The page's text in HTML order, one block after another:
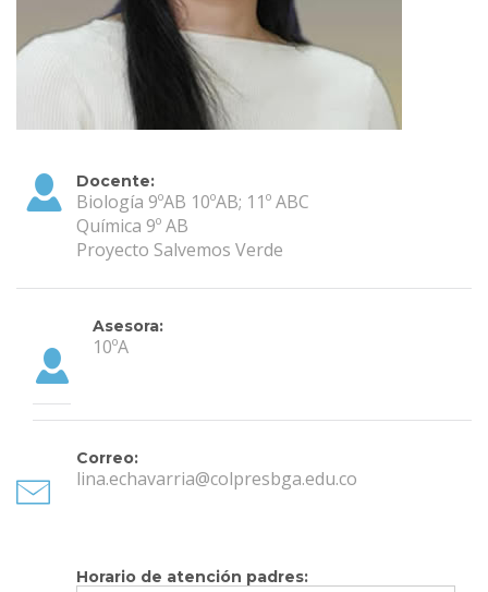
Docente:
Biología 9ºAB 10ºAB; 11º ABC
Química 9º AB
Proyecto Salvemos Verde
Asesora:
10ºA
Correo:
lina.echavarria@colpresbga.edu.co
Horario de atención padres: